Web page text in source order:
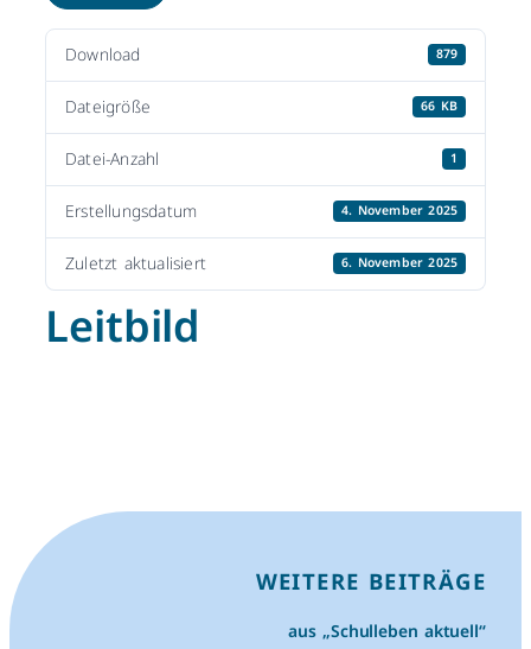
Download 879
Dateigröße 66 KB
Datei-Anzahl 1
Erstellungsdatum 4. November 2025
Zuletzt aktualisiert 6. November 2025
Leitbild
WEITERE BEITRÄGE
aus „Schulleben aktuell“